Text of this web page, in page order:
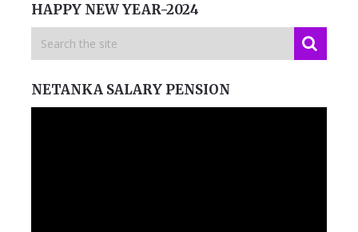
HAPPY NEW YEAR-2024
NETANKA SALARY PENSION